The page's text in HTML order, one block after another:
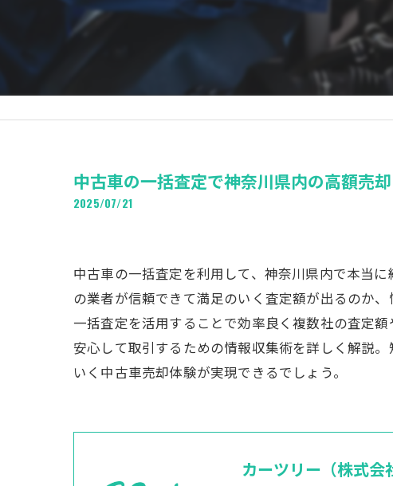
中古車の一括査定で神奈川県内の高額売
2025/07/21
中古車の一括査定を利用して、神奈川県内で本当
の業者が信頼できて満足のいく査定額が出るのか
一括査定を活用することで効率良く複数社の査定
安心して取引するための情報収集術を詳しく解説
いく中古車売却体験が実現できるでしょう。
カーツリー（株式会